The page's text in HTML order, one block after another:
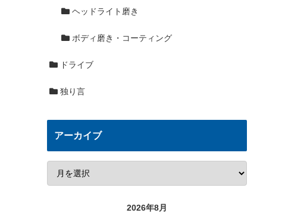
ヘッドライト磨き
ボディ磨き・コーティング
ドライブ
独り言
アーカイブ
2026年8月